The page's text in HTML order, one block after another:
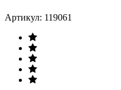
Артикул: 119061